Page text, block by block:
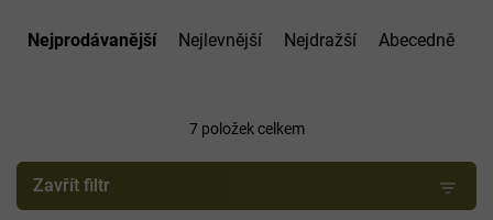
p
o
Nejprodávanější Nejlevnější Nejdražší Abecedně
7 položek celkem
Zavřít filtr